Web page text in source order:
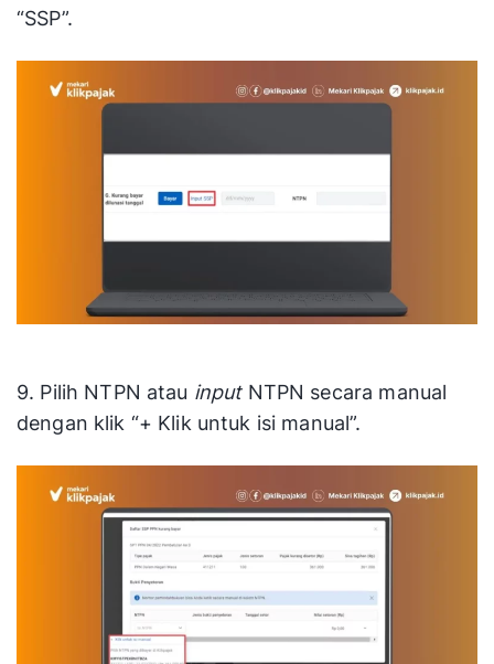
“SSP”.
9. Pilih NTPN atau inputNTPN secara manual
dengan klik “+ Klik untuk isi manual”.